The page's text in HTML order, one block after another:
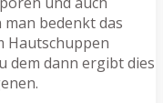
bedenkt das
Hautschuppen
dem dann ergibt dies